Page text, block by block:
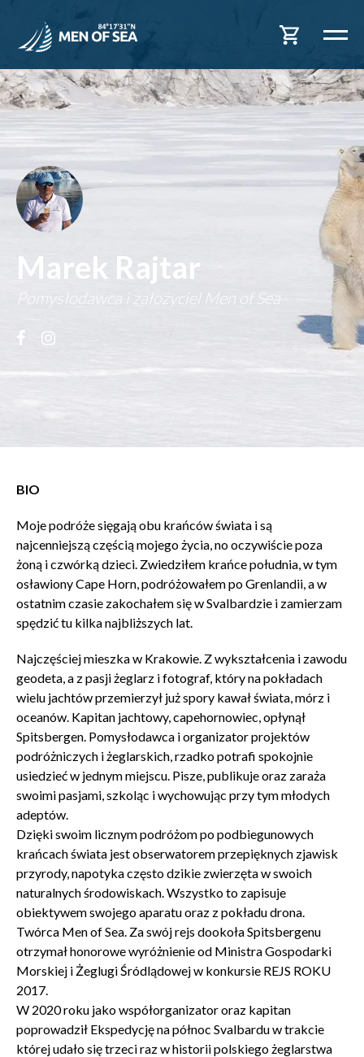
Marek Rajtar
Pomysłodawca i założyciel Men of Sea
BIO
Moje podróże sięgają obu krańców świata i są
najcenniejszą częścią mojego życia, no oczywiście poza
żoną i czwórką dzieci. Zwiedziłem krańce południa, w tym
osławiony Cape Horn, podróżowałem po Grenlandii, a w
ostatnim czasie zakochałem się w Svalbardzie i zamierzam
spędzić tu kilka najbliższych lat.
Najczęściej mieszka w Krakowie. Z wykształcenia i zawodu
geodeta, a z pasji żeglarz i fotograf, który na pokładach
wielu jachtów przemierzył już spory kawał świata, mórz i
oceanów. Kapitan jachtowy, capehornowiec, opłynął
Spitsbergen. Pomysłodawca i organizator projektów
podróżniczych i żeglarskich, rzadko potrafi spokojnie
usiedzieć w jednym miejscu. Pisze, publikuje oraz zaraża
swoimi pasjami, szkoląc i wychowując przy tym młodych
adeptów.
Dzięki swoim licznym podróżom po podbiegunowych
krańcach świata jest obserwatorem przepięknych zjawisk
przyrody, napotyka często dzikie zwierzęta w swoich
naturalnych środowiskach. Wszystko to zapisuje
obiektywem swojego aparatu oraz z pokładu drona.
Twórca Men of Sea. Za swój rejs dookoła Spitsbergenu
otrzymał honorowe wyróżnienie od Ministra Gospodarki
Morskiej i Żeglugi Śródlądowej w konkursie REJS ROKU
2017.
W 2020 roku jako współorganizator oraz kapitan
poprowadził Ekspedycję na północ Svalbardu w trakcie
której udało się trzeci raz w historii polskiego żeglarstwa